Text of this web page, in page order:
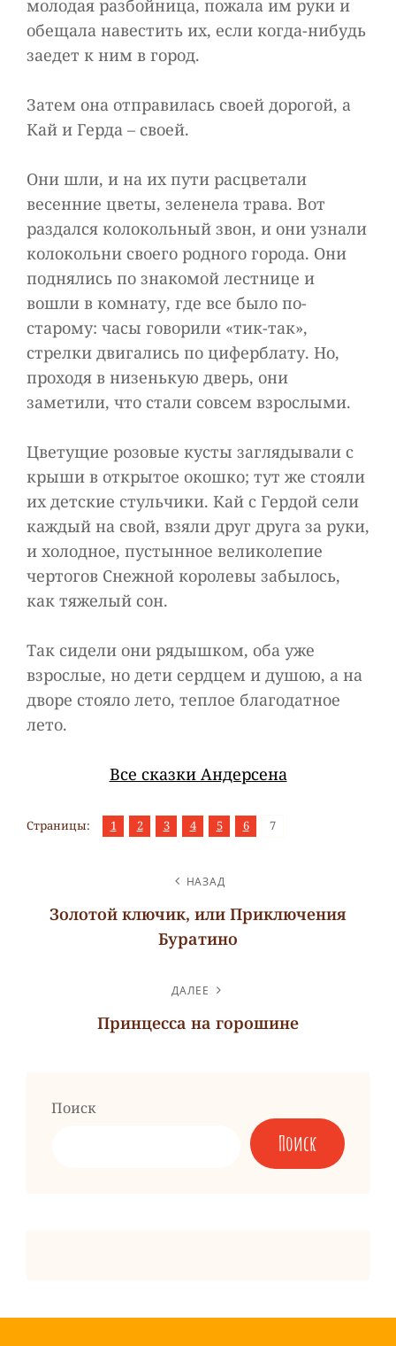
молодая разбойница, пожала им руки и
обещала навестить их, если когда-нибудь
заедет к ним в город.
Затем она отправилась своей дорогой, а
Кай и Герда – своей.
Они шли, и на их пути расцветали
весенние цветы, зеленела трава. Вот
раздался колокольный звон, и они узнали
колокольни своего родного города. Они
поднялись по знакомой лестнице и
вошли в комнату, где все было по-
старому: часы говорили «тик-так»,
стрелки двигались по циферблату. Но,
проходя в низенькую дверь, они
заметили, что стали совсем взрослыми.
Цветущие розовые кусты заглядывали с
крыши в открытое окошко; тут же стояли
их детские стульчики. Кай с Гердой сели
каждый на свой, взяли друг друга за руки,
и холодное, пустынное великолепие
чертогов Снежной королевы забылось,
как тяжелый сон.
Так сидели они рядышком, оба уже
взрослые, но дети сердцем и душою, а на
дворе стояло лето, теплое благодатное
лето.
Все сказки Андерсена
Страницы: Страница
1 ,Страница
2 ,Страница
3 ,Страница
4 ,Страница
5 ,Страница
6 ,Страница
7
ЗАПИСЯМ
НАЗАД
Золотой ключик, или Приключения
Буратино
ДАЛЕЕ
Принцесса на горошине
Поиск
Поиск